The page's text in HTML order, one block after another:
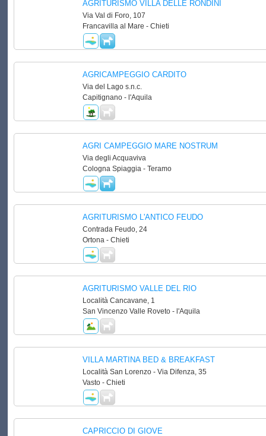
AGRITURISMO VILLA DELLE RONDINI
Via Val di Foro, 107
Francavilla al Mare - Chieti
AGRICAMPEGGIO CARDITO
Via del Lago s.n.c.
Capitignano - l'Aquila
AGRI CAMPEGGIO MARE NOSTRUM
Via degli Acquaviva
Cologna Spiaggia - Teramo
AGRITURISMO L'ANTICO FEUDO
Contrada Feudo, 24
Ortona - Chieti
AGRITURISMO VALLE DEL RIO
Località Cancavane, 1
San Vincenzo Valle Roveto - l'Aquila
VILLA MARTINA BED & BREAKFAST
Località San Lorenzo - Via Difenza, 35
Vasto - Chieti
CAPRICCIO DI GIOVE